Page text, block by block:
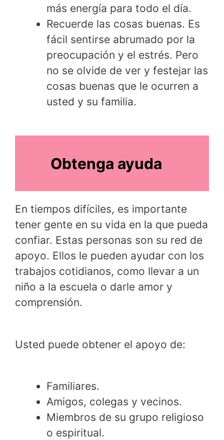
más energía para todo el día.
Recuerde las cosas buenas. Es
fácil sentirse abrumado por la
preocupación y el estrés. Pero
no se olvide de ver y festejar las
cosas buenas que le ocurren a
usted y su familia.
Obtenga ayuda
En tiempos difíciles, es importante
tener gente en su vida en la que pueda
confiar. Estas personas son su red de
apoyo. Ellos le pueden ayudar con los
trabajos cotidianos, como llevar a un
niño a la escuela o darle amor y
comprensión.
Usted puede obtener el apoyo de:
Familiares.
Amigos, colegas y vecinos.
Miembros de su grupo religioso
o espiritual.